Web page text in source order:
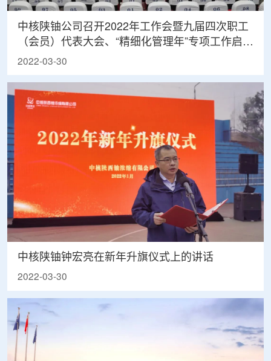
中核陕铀公司召开2022年工作会暨九届四次职工
（会员）代表大会、“精细化管理年”专项工作启动
会
2022-03-30
中核陕铀钟宏亮在新年升旗仪式上的讲话
2022-03-30